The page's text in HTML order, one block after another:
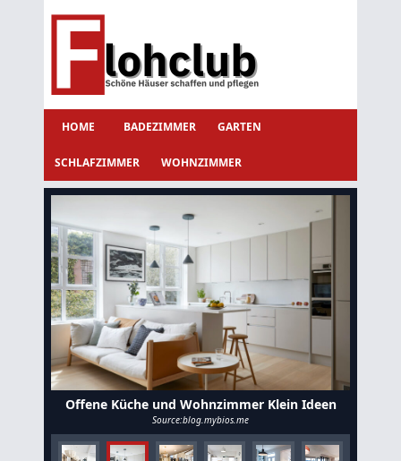
HOME BADEZIMMER GARTEN
SCHLAFZIMMER WOHNZIMMER
Offene Küche und Wohnzimmer Klein Ideen
Source:blog.mybios.me